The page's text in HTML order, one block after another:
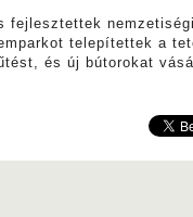
fejlesztettek
telepítettek a
és új bútorokat